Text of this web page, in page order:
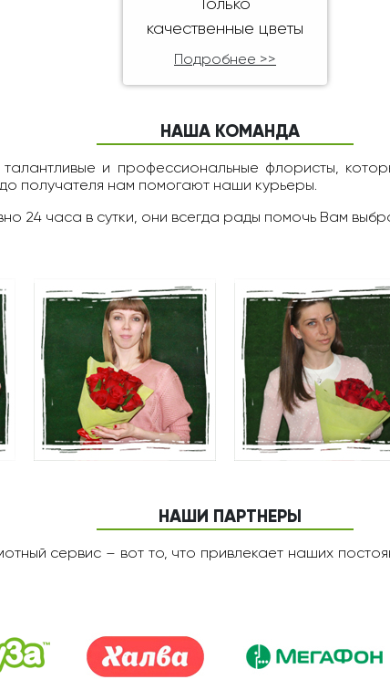
Только
качественные цветы
Подробнее >>
НАША КОМАНДА
и профессиональные флористы,
получателя нам помогают наши курьеры.
24 чаcа в сутки, они всегда рады помочь Вам
НАШИ ПАРТНЕРЫ
сервис – вот то, что привлекает наших